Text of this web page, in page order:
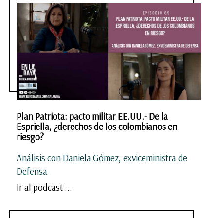
Plan Patriota: pacto militar EE.UU.- De la
Espriella, ¿derechos de los colombianos en
riesgo?
Análisis con Daniela Gómez, exviceministra de
Defensa
Ir al podcast ...